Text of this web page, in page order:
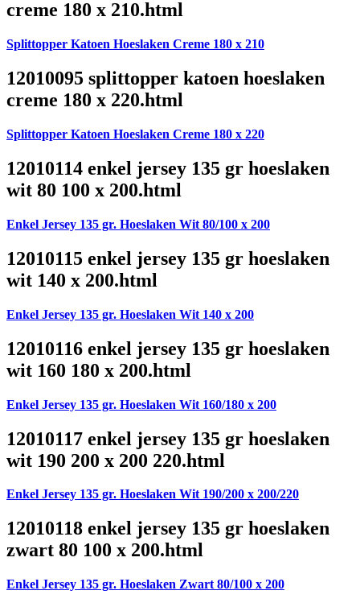
creme 180 x 210.html
Splittopper Katoen Hoeslaken Creme 180 x 210
12010095 splittopper katoen hoeslaken
creme 180 x 220.html
Splittopper Katoen Hoeslaken Creme 180 x 220
12010114 enkel jersey 135 gr hoeslaken
wit 80 100 x 200.html
Enkel Jersey 135 gr. Hoeslaken Wit 80/100 x 200
12010115 enkel jersey 135 gr hoeslaken
wit 140 x 200.html
Enkel Jersey 135 gr. Hoeslaken Wit 140 x 200
12010116 enkel jersey 135 gr hoeslaken
wit 160 180 x 200.html
Enkel Jersey 135 gr. Hoeslaken Wit 160/180 x 200
12010117 enkel jersey 135 gr hoeslaken
wit 190 200 x 200 220.html
Enkel Jersey 135 gr. Hoeslaken Wit 190/200 x 200/220
12010118 enkel jersey 135 gr hoeslaken
zwart 80 100 x 200.html
Enkel Jersey 135 gr. Hoeslaken Zwart 80/100 x 200